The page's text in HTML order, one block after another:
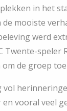
in het
de mooiste
werd
Twente-speler
om de groep
vol
vooral veel